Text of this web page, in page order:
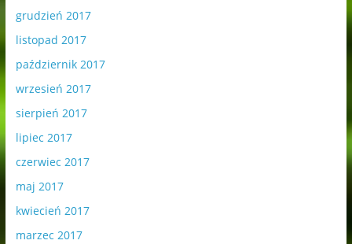
grudzień 2017
listopad 2017
październik 2017
wrzesień 2017
sierpień 2017
lipiec 2017
czerwiec 2017
maj 2017
kwiecień 2017
marzec 2017